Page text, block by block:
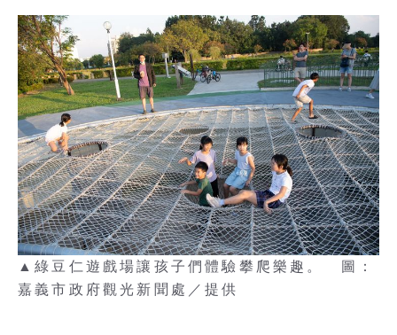
▲綠豆仁遊戲場讓孩子們體驗攀爬樂趣。 圖：
嘉義市政府觀光新聞處／提供